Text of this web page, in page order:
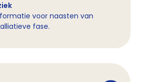
voor naasten van
fase.